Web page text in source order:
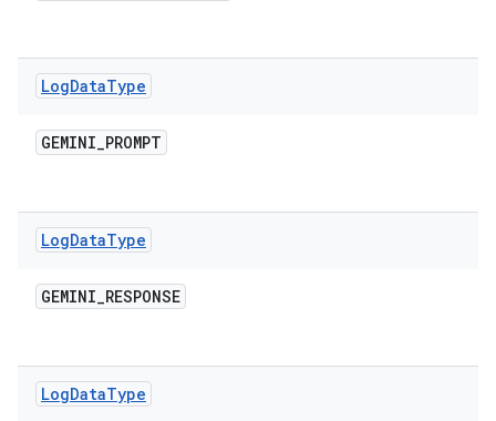
LogDataType
GEMINI_PROMPT
LogDataType
GEMINI_RESPONSE
LogDataType